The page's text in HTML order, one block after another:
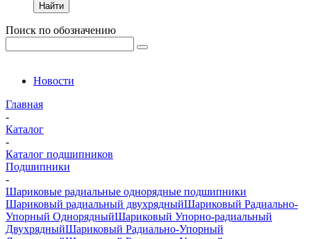
Найти
Поиск по обозначению
Новости
Главная
-
Каталог
-
Каталог подшипников
Подшипники
-
Шариковые радиальные однорядные подшипники
Шариковый радиальный двухрядныйШариковый Радиально-
Упорный ОднорядныйШариковый Упорно-радиальный
ДвухрядныйШариковый Радиально-Упорный